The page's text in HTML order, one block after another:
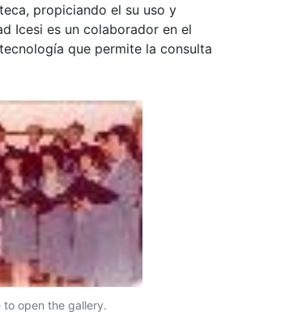
propiciando el su uso y
Icesi es un colaborador en el
que permite la consulta
to open the gallery.